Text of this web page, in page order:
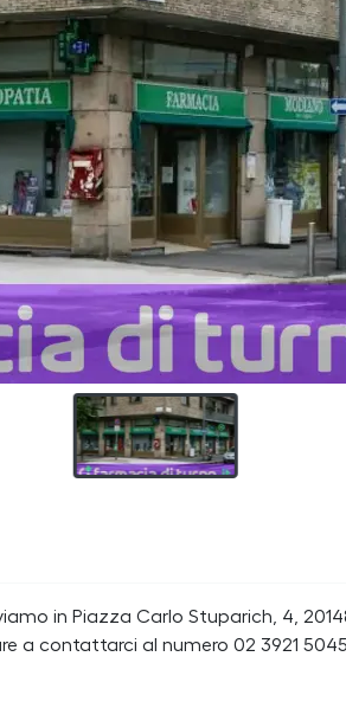
in Piazza Carlo Stuparich, 4,
a contattarci al numero 02 3921